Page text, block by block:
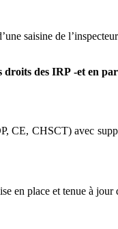
saisine de
droits des IRP -et en
CHSCT) avec
en place et tenue à jour